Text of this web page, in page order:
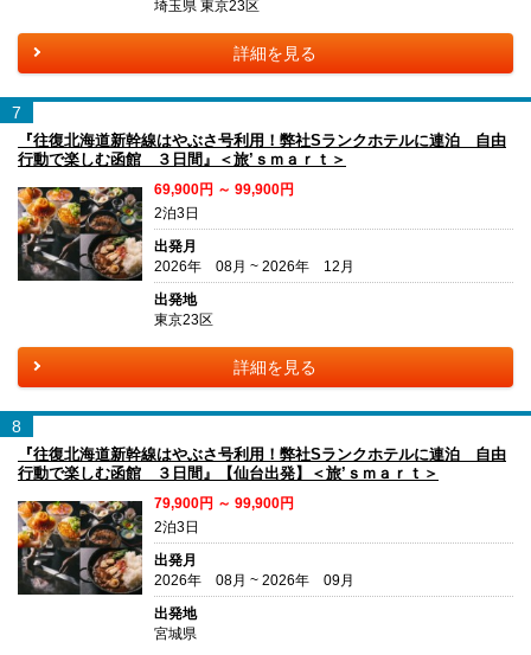
埼玉県 東京23区
詳細を見る
7
『往復北海道新幹線はやぶさ号利用！弊社Sランクホテルに連泊 自由
行動で楽しむ函館 ３日間』＜旅’ｓｍａｒｔ＞
69,900円 ～ 99,900円
2泊3日
出発月
2026年 08月 ~ 2026年 12月
出発地
東京23区
詳細を見る
8
『往復北海道新幹線はやぶさ号利用！弊社Sランクホテルに連泊 自由
行動で楽しむ函館 ３日間』【仙台出発】＜旅’ｓｍａｒｔ＞
79,900円 ～ 99,900円
2泊3日
出発月
2026年 08月 ~ 2026年 09月
出発地
宮城県